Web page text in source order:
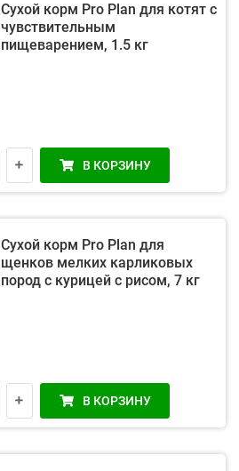
Сухой корм Pro Plan для котят с
чувствительным
пищеварением, 1.5 кг
В КОРЗИНУ
Сухой корм Pro Plan для
щенков мелких карликовых
пород с курицей с рисом, 7 кг
В КОРЗИНУ